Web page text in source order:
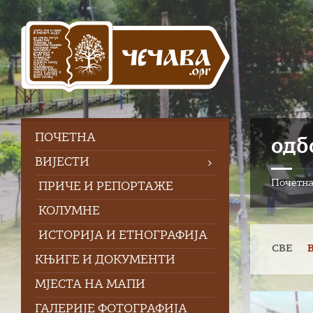
Skip
content
Skip
left
sidebar
Skip
footer
Почетна
СВЕ
Gallery
ПOЧЕТНА
ВИЈЕСТИ
ПРИЧЕ И РЕПОРТАЖЕ
КОЛУМНЕ
ИСТОРИЈА И ЕТНОГРАФИЈА
КЊИГЕ И ДОКУМЕНТИ
МЈЕСТА НА МАПИ
ГАЛЕРИЈЕ ФОТОГРАФИЈА